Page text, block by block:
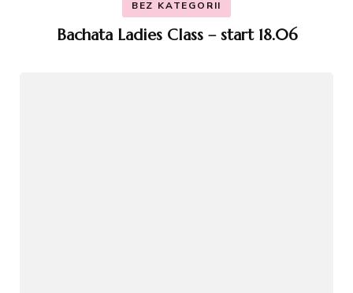
BEZ KATEGORII
Bachata Ladies Class – start 18.06